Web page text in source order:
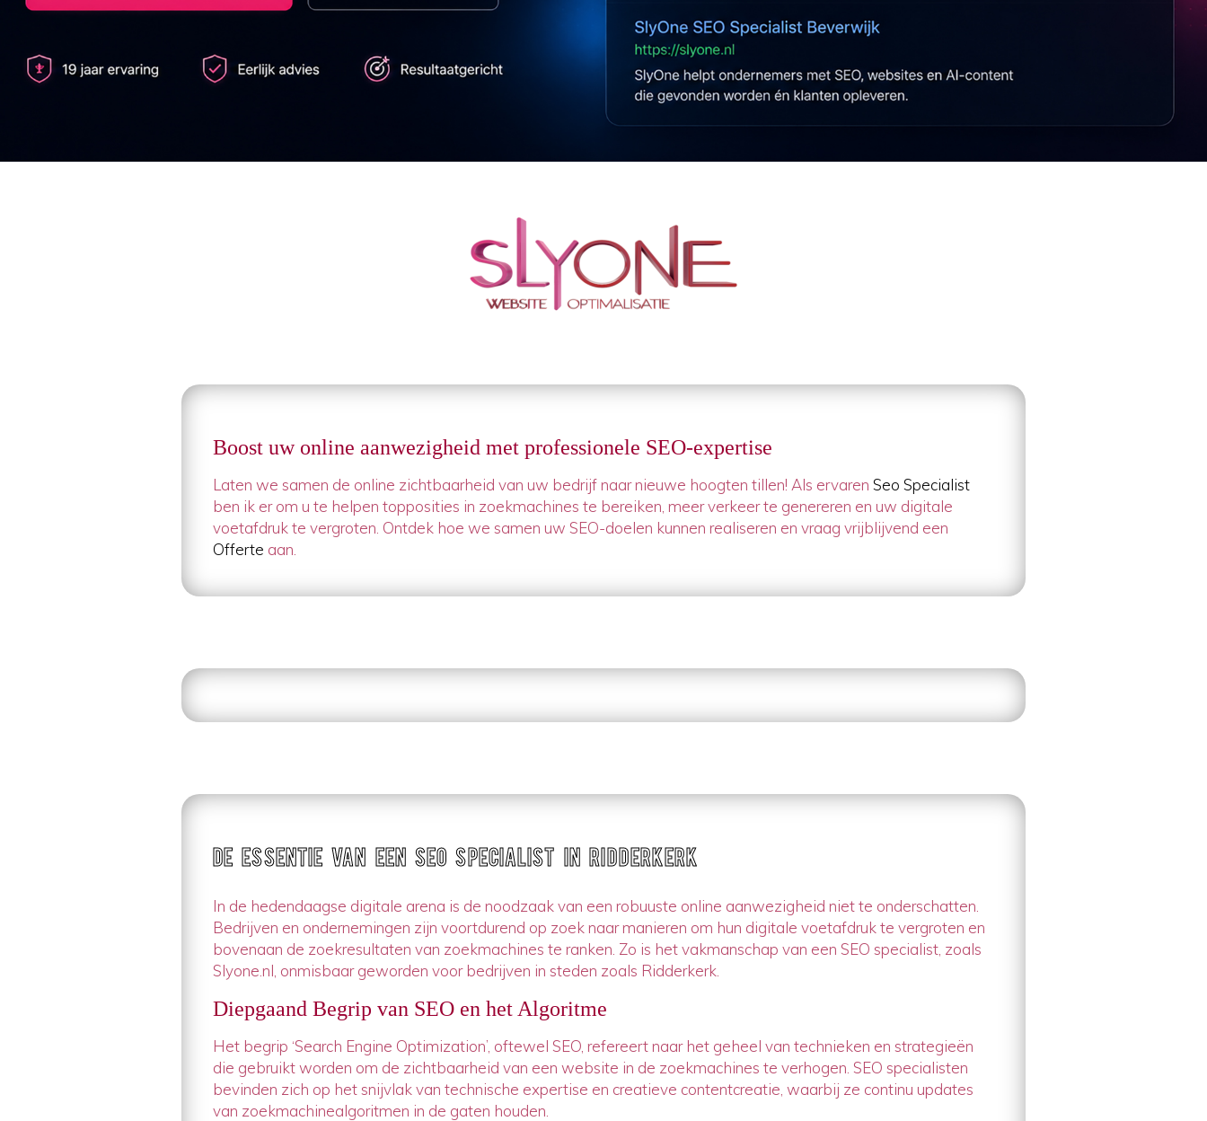
Boost uw online aanwezigheid met professionele SEO-expertise
Laten we samen de online zichtbaarheid van uw bedrijf naar nieuwe hoogten tillen! Als ervaren Seo Specialist
ben ik er om u te helpen topposities in zoekmachines te bereiken, meer verkeer te genereren en uw digitale
voetafdruk te vergroten. Ontdek hoe we samen uw SEO-doelen kunnen realiseren en vraag vrijblijvend een
Offerte aan.
De Essentie van een SEO Specialist in Ridderkerk
In de hedendaagse digitale arena is de noodzaak van een robuuste online aanwezigheid niet te onderschatten.
Bedrijven en ondernemingen zijn voortdurend op zoek naar manieren om hun digitale voetafdruk te vergroten en
bovenaan de zoekresultaten van zoekmachines te ranken. Zo is het vakmanschap van een SEO specialist, zoals
Slyone.nl, onmisbaar geworden voor bedrijven in steden zoals Ridderkerk.
Diepgaand Begrip van SEO en het Algoritme
Het begrip ‘Search Engine Optimization’, oftewel SEO, refereert naar het geheel van technieken en strategieën
die gebruikt worden om de zichtbaarheid van een website in de zoekmachines te verhogen. SEO specialisten
bevinden zich op het snijvlak van technische expertise en creatieve contentcreatie, waarbij ze continu updates
van zoekmachinealgoritmen in de gaten houden.